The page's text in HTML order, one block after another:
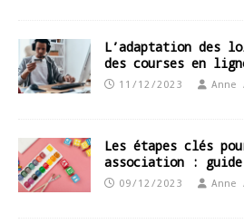
L’adaptation des
des courses en
11/12/2023
Les étapes clés
association : guide
09/12/2023